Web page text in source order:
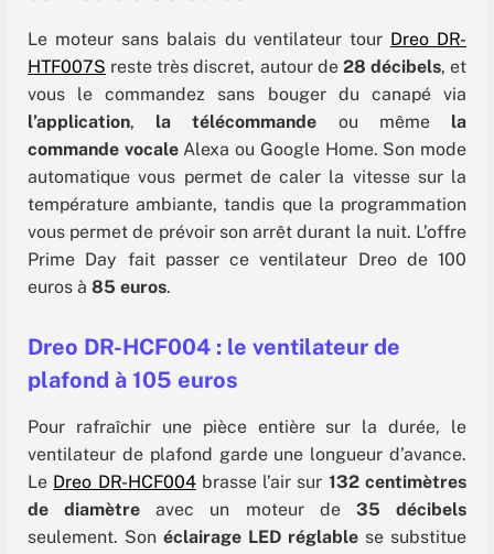
Le moteur sans balais du ventilateur tour Dreo DR-
HTF007S reste très discret, autour de 28 décibels, et
vous le commandez sans bouger du canapé via
l’application, la télécommande ou mêmela
commande vocaleAlexa ou Google Home. Son mode
automatique vous permet de caler la vitesse sur la
température ambiante, tandis que la programmation
vous permet de prévoir son arrêt durant la nuit. L’offre
Prime Day fait passer ce ventilateur Dreo de 100
euros à 85 euros.
Dreo DR-HCF004 : le ventilateur de
plafond à 105 euros
Pour rafraîchir une pièce entière sur la durée, le
ventilateur de plafond garde une longueur d’avance.
Le Dreo DR-HCF004brasse l’air sur 132 centimètres
de diamètreavec un moteur de 35 décibels
seulement. Son éclairage LED réglable se substitue